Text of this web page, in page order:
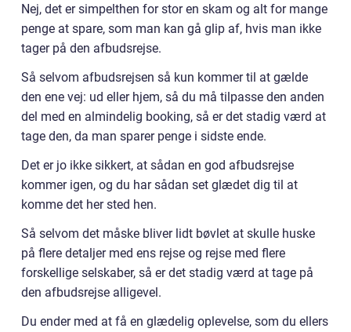
Nej, det er simpelthen for stor en skam og alt for mange
penge at spare, som man kan gå glip af, hvis man ikke
tager på den afbudsrejse.
Så selvom afbudsrejsen så kun kommer til at gælde
den ene vej: ud eller hjem, så du må tilpasse den anden
del med en almindelig booking, så er det stadig værd at
tage den, da man sparer penge i sidste ende.
Det er jo ikke sikkert, at sådan en god afbudsrejse
kommer igen, og du har sådan set glædet dig til at
komme det her sted hen.
Så selvom det måske bliver lidt bøvlet at skulle huske
på flere detaljer med ens rejse og rejse med flere
forskellige selskaber, så er det stadig værd at tage på
den afbudsrejse alligevel.
Du ender med at få en glædelig oplevelse, som du ellers